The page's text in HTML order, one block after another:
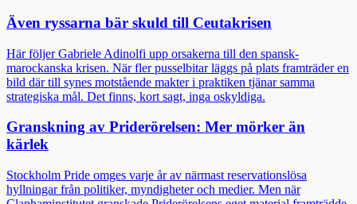
Även ryssarna bär skuld till Ceutakrisen
Här följer Gabriele Adinolfi upp orsakerna till den spansk-
marockanska krisen. När fler pusselbitar läggs på plats framträder en
bild där till synes motstående makter i praktiken tjänar samma
strategiska mål. Det finns, kort sagt, inga oskyldiga.
Granskning av Priderörelsen: Mer mörker än
kärlek
Stockholm Pride omges varje år av närmast reservationslösa
hyllningar från politiker, myndigheter och medier. Men när